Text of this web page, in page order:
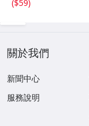
わいい 水着 下着
($59)
關於我們
新聞中心
服務說明